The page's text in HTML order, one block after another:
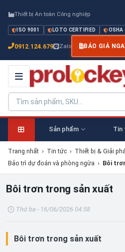
Thiết bị An toàn Công nghiệp
ISO 9001 LOTO CERTIFIED OSHA
0912.124.679 Zalo BÁO GIÁ
Sản phẩm Tin
Trang nhất › Tin tức › Thiết bị & Giải
Bảo trì dự đoán và phòng ngừa › Bôi
Bôi trơn trong sản xuất
Thứ ba - 16/06/2026 04:58
Bôi trơn trong sản xuất